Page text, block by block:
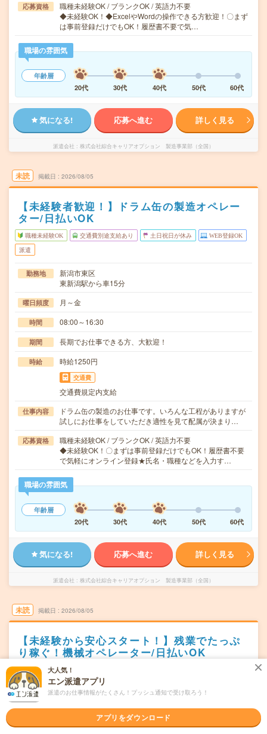
応募資格
職種未経験OK / ブランクOK / 英語力不要
◆未経験OK！◆ExcelやWordの操作できる方歓迎！〇まず
は事前登録だけでもOK！履歴書不要で気…
職場の雰囲気
年齢層
20代
30代 40代 50代 60代
気になる! 応募へ進む 詳しく見る
派遣会社 株式会社綜合キャリアオプション 製造事業部（全国）
未読 掲載日 2026/08/05
【未経験者歓迎！】ドラム缶の製造オペレー
ター/日払いOK
職種未経験OK 交通費別途支給あり 土日祝日が休み WEB登録OK
派遣
勤務地
新潟市東区
東新潟駅から車15分
曜日頻度 月～金
時間 08:00～16:30
期間 長期でお仕事できる方、大歓迎！
時給 時給1250円
交通費
交通費規定内支給
仕事内容
ドラム缶の製造のお仕事です。いろんな工程がありますが
試しにお仕事をしていただき適性を見て配属が決まり…
応募資格
職種未経験OK / ブランクOK / 英語力不要
◆未経験OK！〇まずは事前登録だけでもOK！履歴書不要
で気軽にオンライン登録★氏名・職種などを入力す…
職場の雰囲気
年齢層
20代
30代 40代 50代 60代
気になる! 応募へ進む 詳しく見る
派遣会社 株式会社綜合キャリアオプション 製造事業部（全国）
未読 掲載日 2026/08/05
【未経験から安心スタート！】残業でたっぷ
り稼ぐ！機械オペレーター/日払いOK
職種未経験OK
勤務地
新潟県阿賀野市
大人気！
エン派遣アプリ
派遣のお仕事情報がたくさん！プッシュ通知で受け取ろう！
アプリをダウンロード